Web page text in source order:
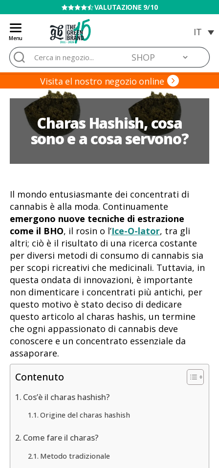
VALUTAZIONE 9/10
Menu
Blog
de
Grow
Barato
Cerca:
Visita el nostro negozio online
Charas Hashish, cosa
sono e a cosa servono?
Il mondo entusiasmante dei concentrati di
cannabis è alla moda. Continuamente
emergono nuove tecniche di estrazione
come il BHO, il rosin o l’Ice-O-lator, tra gli
altri; ciò è il risultato di una ricerca costante
per diversi metodi di consumo di cannabis sia
per scopi ricreativi che medicinali. Tuttavia, in
questa ondata di innovazioni, è importante
non dimenticare i concentrati più antichi, per
questo motivo è stato deciso di dedicare
questo articolo al charas hashis, un termine
che ogni appassionato di cannabis deve
conoscere e un concentrato essenziale da
assaporare.
Contenuto
Cos’è il charas hashish?
Origine del charas hashish
Come fare il charas?
Metodo tradizionale